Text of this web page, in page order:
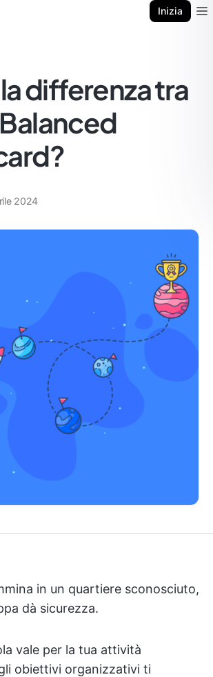
Inizia
differenza tra
2024
in un quartiere sconosciuto,
dà sicurezza.
vale per la tua attività
obiettivi organizzativi ti